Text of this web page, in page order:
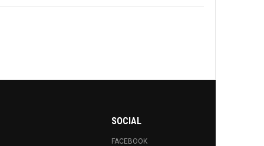
SOCIAL
FACEBOOK